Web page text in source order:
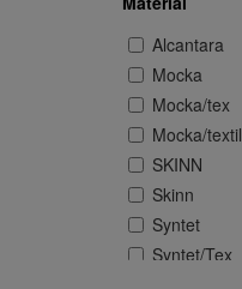
Alcantara
Mocka
Mocka/tex
Mocka/textil
SKINN
Skinn
Syntet
Syntet/Tex